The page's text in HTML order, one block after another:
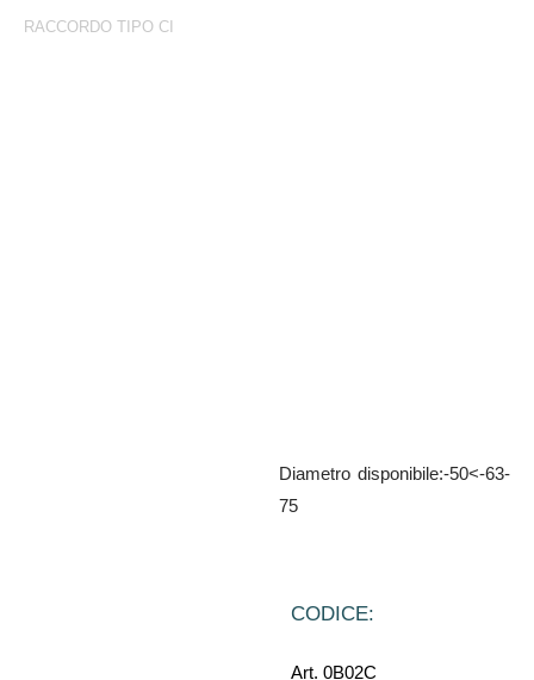
RACCORDO TIPO CI
Diametro disponibile:-50<-63-
75
CODICE:
Art. 0B02C